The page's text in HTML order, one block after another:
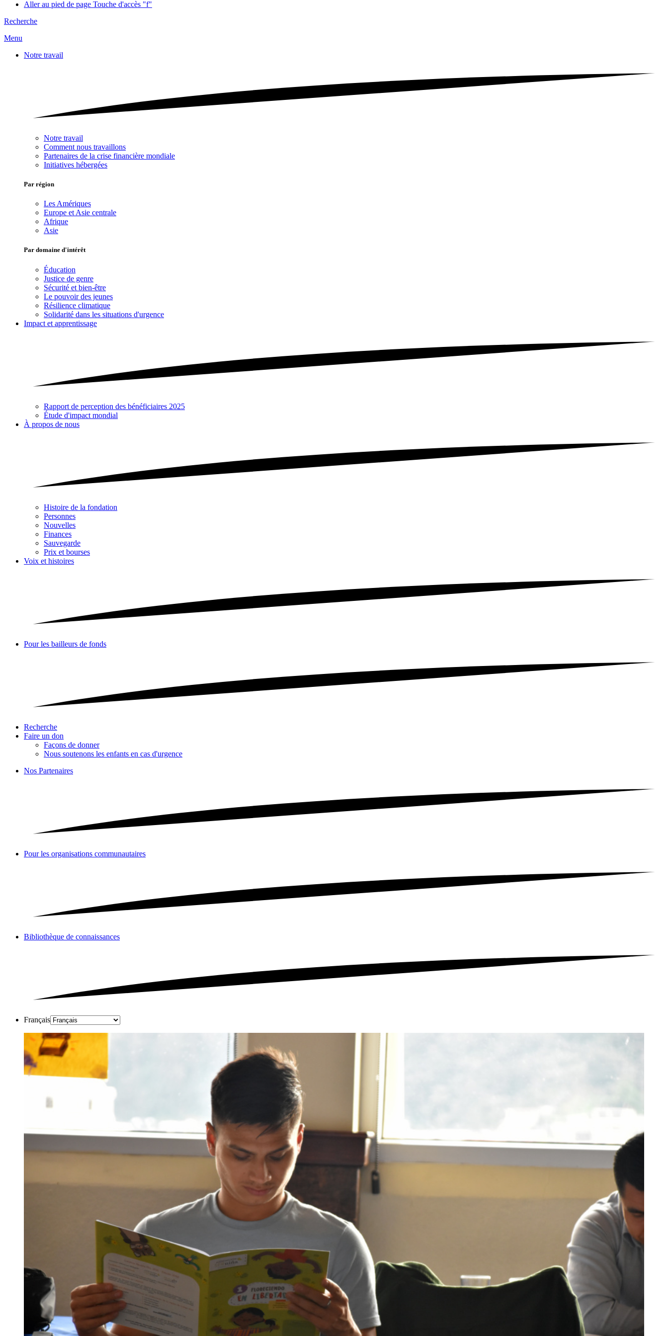
Aller au pied de page Touche d'accès "f"
Recherche
Menu
Notre travail
Notre travail
Comment nous travaillons
Partenaires de la crise financière mondiale
Initiatives hébergées
Par région
Les Amériques
Europe et Asie centrale
Afrique
Asie
Par domaine d'intérêt
Éducation
Justice de genre
Sécurité et bien-être
Le pouvoir des jeunes
Résilience climatique
Solidarité dans les situations d'urgence
Impact et apprentissage
Rapport de perception des bénéficiaires 2025
Étude d'impact mondial
À propos de nous
Histoire de la fondation
Personnes
Nouvelles
Finances
Sauvegarde
Prix et bourses
Voix et histoires
Pour les bailleurs de fonds
Recherche
Faire un don
Façons de donner
Nous soutenons les enfants en cas d'urgence
Nos Partenaires
Pour les organisations communautaires
Bibliothèque de connaissances
Français